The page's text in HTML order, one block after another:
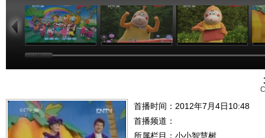
首播时间：2012年7月4日10:48
首播频道：
所属栏目： 小小智慧树